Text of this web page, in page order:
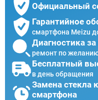
Официальный
Гарантийное
смартфона Meizu
Диагностика
ремонт по
Бесплатный
в день обращения
Замена стекла
смартфона